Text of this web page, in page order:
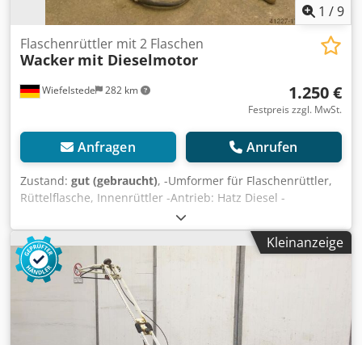
1 /9
Wiefelstede 282 km
Flaschenrüttler mit 2 Flaschen
Wacker mit Dieselmotor
1.250 €
Festpreis zzgl. MwSt.
Anfragen Anrufen
Zustand: gut (gebraucht), -Umformer für Flaschenrüttler,
Rüttelflasche, Innenrüttler -Antrieb: Hatz Diesel -
Frequenzumrichter: -Rüttelflaschen: 2 Stück 1x
Rüttelflasche Ø 60 x 450 mm 1x Rüttelflasche Ø 50 x 450
mm -Kabellänge: á 6 m -Abmessungen: 1550/800/H1150
mm -Gewicht: 220 kg Dedob A Ri Sepfx Al Ssck
Kleinanzeige